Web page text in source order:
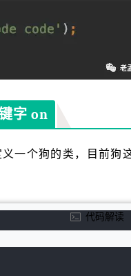
字 on
一个狗的类，目前狗
代码解读